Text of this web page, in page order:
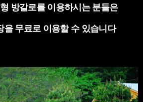
방갈로를 이용하시는 분들은
을 무료로 이용할 수 있습니다